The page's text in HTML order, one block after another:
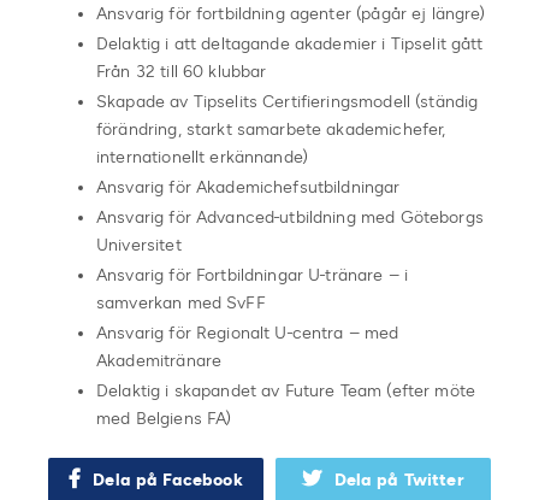
Ansvarig för fortbildning agenter (pågår ej längre)
Delaktig i att deltagande akademier i Tipselit gått
Från 32 till 60 klubbar
Skapade av Tipselits Certifieringsmodell (ständig
förändring, starkt samarbete akademichefer,
internationellt erkännande)
Ansvarig för Akademichefsutbildningar
Ansvarig för Advanced-utbildning med Göteborgs
Universitet
Ansvarig för Fortbildningar U-tränare – i
samverkan med SvFF
Ansvarig för Regionalt U-centra – med
Akademitränare
Delaktig i skapandet av Future Team (efter möte
med Belgiens FA)
Dela på Facebook Dela på Twitter